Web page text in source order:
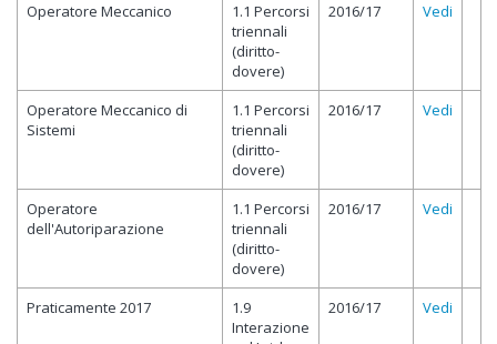
Operatore Meccanico
1.1 Percorsi
triennali
(diritto-
dovere)
2016/17 Vedi
Operatore Meccanico di
Sistemi
1.1 Percorsi
triennali
(diritto-
dovere)
2016/17 Vedi
Operatore
dell'Autoriparazione
1.1 Percorsi
triennali
(diritto-
dovere)
2016/17 Vedi
Praticamente 2017
1.9
Interazione
2016/17 Vedi